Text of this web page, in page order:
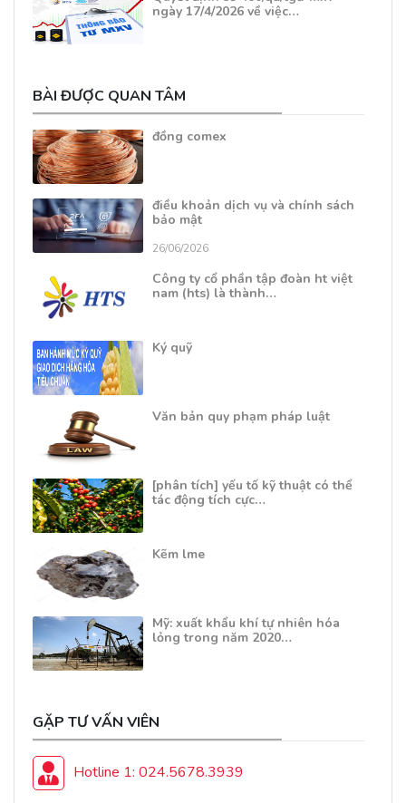
ngày 17/4/2026 về việc…
BÀI ĐƯỢC QUAN TÂM
đồng comex
điều khoản dịch vụ và chính sách
bảo mật
26/06/2026
Công ty cổ phần tập đoàn ht việt
nam (hts) là thành…
Ký quỹ
Văn bản quy phạm pháp luật
[phân tích] yếu tố kỹ thuật có thể
tác động tích cực…
Kẽm lme
Mỹ: xuất khẩu khí tự nhiên hóa
lỏng trong năm 2020…
GẶP TƯ VẤN VIÊN
Hotline 1: 024.5678.3939